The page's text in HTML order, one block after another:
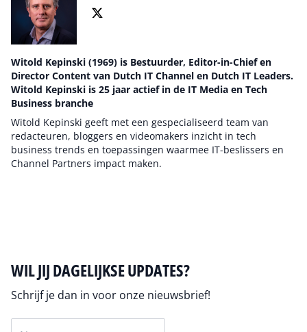
Witold Kepinski (1969) is Bestuurder, Editor-in-Chief en
Director Content van Dutch IT Channel en Dutch IT Leaders.
Witold Kepinski is 25 jaar actief in de IT Media en Tech
Business branche
Witold Kepinski geeft met een gespecialiseerd team van
redacteuren, bloggers en videomakers inzicht in tech
business trends en toepassingen waarmee IT-beslissers en
Channel Partners impact maken.
WIL JIJ DAGELIJKSE UPDATES?
Schrijf je dan in voor onze nieuwsbrief!